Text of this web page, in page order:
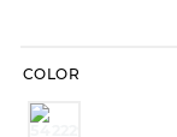
COLOR